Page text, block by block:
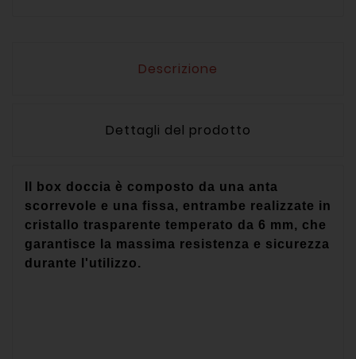
Descrizione
Dettagli del prodotto
Il box doccia è composto da una anta
scorrevole e una fissa, entrambe realizzate in
cristallo trasparente temperato da 6 mm, che
garantisce la massima resistenza e sicurezza
durante l'utilizzo.